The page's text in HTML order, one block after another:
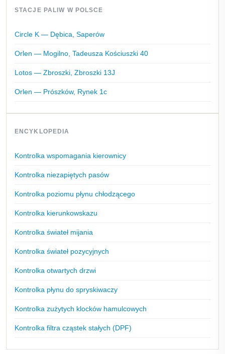
STACJE PALIW W POLSCE
Circle K — Dębica, Saperów
Orlen — Mogilno, Tadeusza Kościuszki 40
Lotos — Zbroszki, Zbroszki 13J
Orlen — Prószków, Rynek 1c
ENCYKLOPEDIA
Kontrolka wspomagania kierownicy
Kontrolka niezapiętych pasów
Kontrolka poziomu płynu chłodzącego
Kontrolka kierunkowskazu
Kontrolka świateł mijania
Kontrolka świateł pozycyjnych
Kontrolka otwartych drzwi
Kontrolka płynu do spryskiwaczy
Kontrolka zużytych klocków hamulcowych
Kontrolka filtra cząstek stałych (DPF)